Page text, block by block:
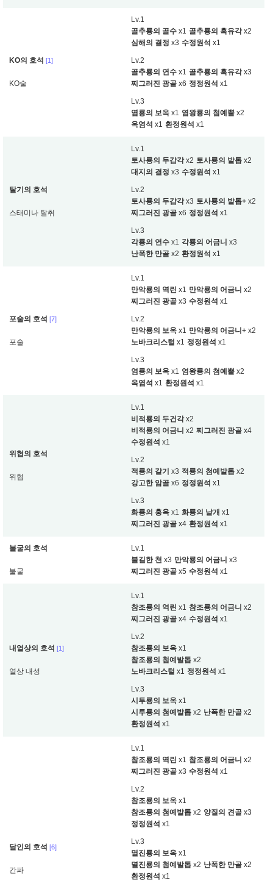
KO의 호석 [1]
KO술
Lv.1
골추룡의 골수 x1 골추룡의 흑유각x2
심해의 결정 x3 수정원석 x1
Lv.2
골추룡의 연수 x1 골추룡의 흑유각x3
찌그러진 광골 x6 정정원석 x1
Lv.3
염룡의 보옥 x1 염왕룡의 첨예뿔 x2
옥염석 x1 환정원석 x1
탈기의 호석
스태미나 탈취
Lv.1
토사룡의 두갑각x2 토사룡의 발톱 x2
대지의 결정 x3 수정원석 x1
Lv.2
토사룡의 두갑각x3 토사룡의 발톱+ x2
찌그러진 광골 x6 정정원석 x1
Lv.3
각룡의 연수 x1 각룡의 어금니 x3
난폭한 만골 x2 환정원석 x1
포술의 호석 [7]
포술
Lv.1
만악룡의 역린 x1 만악룡의 어금니 x2
찌그러진 광골 x3 수정원석 x1
Lv.2
만악룡의 보옥 x1 만악룡의 어금니+ x2
노바크리스털 x1 정정원석 x1
Lv.3
염룡의 보옥 x1 염왕룡의 첨예뿔 x2
옥염석 x1 환정원석 x1
위협의 호석
위협
Lv.1
비적룡의 두건각x2
비적룡의 어금니 x2 찌그러진 광골 x4
수정원석 x1
Lv.2
적룡의 갈기 x3 적룡의 첨예발톱 x2
강고한 암골 x6 정정원석 x1
Lv.3
화룡의 홍옥 x1 화룡의 날개 x1
찌그러진 광골 x4 환정원석 x1
불굴의 호석
불굴
Lv.1
불길한 천 x3 만악룡의 어금니 x3
찌그러진 광골 x5 수정원석 x1
내열상의 호석 [1]
열상 내성
Lv.1
참조룡의 역린 x1 참조룡의 어금니 x2
찌그러진 광골 x4 수정원석 x1
Lv.2
참조룡의 보옥 x1
참조룡의 첨예발톱 x2
노바크리스털 x1 정정원석 x1
Lv.3
시투룡의 보옥 x1
시투룡의 첨예발톱 x2 난폭한 만골 x2
환정원석 x1
달인의 호석 [6]
간파
Lv.1
참조룡의 역린 x1 참조룡의 어금니 x2
찌그러진 광골 x3 수정원석 x1
Lv.2
참조룡의 보옥 x1
참조룡의 첨예발톱 x2 양질의 견골 x3
정정원석 x1
Lv.3
멸진룡의 보옥 x1
멸진룡의 첨예발톱 x2 난폭한 만골 x2
환정원석 x1